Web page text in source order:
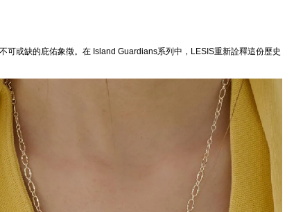
或缺的庇佑象徵。在 Island Guardians系列中，LESIS重新詮釋這份歷史